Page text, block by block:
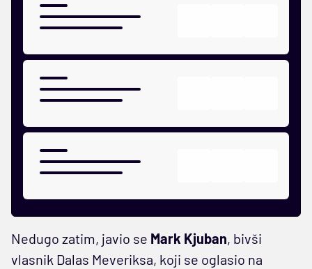
Nedugo zatim, javio se Mark Kjuban, bivši
vlasnik Dalas Meveriksa, koji se oglasio na